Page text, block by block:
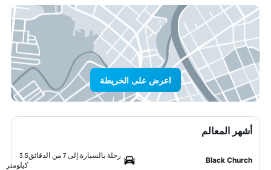
اعرض على الخريطة
أشهر المعالم
Black Church
رحلة بالسيارة إلى 7 من الدقائق
3.5
كيلومتر